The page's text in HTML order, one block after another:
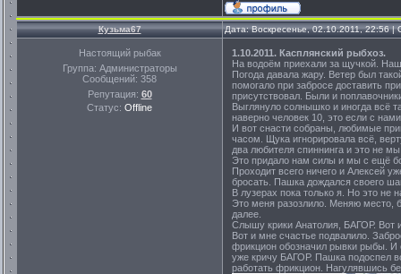
Кузьма67 Дата: Воскресенье, 02.10.2011, 22:56
Настоящий рыбак
Группа: Администраторы
Сообщений: 358
Репутация: 60
Статус: Offline
1.10.2011. Касплянский рыбхоз.
На водоём приехали за щучкой.
Погода давала жару. Ветер был
помогало при забросе доставить
присутствовал. Были и
Выглянуло солнышко и иногда всё
наверно человек 10, это если с
И вот снасти собраны, любимые
часом. Щука игнорировала всё,
два любителя спиннинга и это не
Это придало нам силы и мы с ещё
Проходит всего ничего и Алексей
бросать. Пашка дождался своего
В лузерах пока только я. Но это не
Это меня разозлило. Меняю место,
далее.
Слышу крики Анатолия, БАГОР. Вот
Вот и мне счастье подвалило.
фрикцион обозначил рывки рыбы. И
уже кричу БАГОР. Пашка подоспел
работать фрикцион. Нагулявшись